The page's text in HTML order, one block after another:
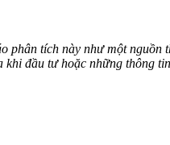
tích này như một
đầu tư hoặc những thông